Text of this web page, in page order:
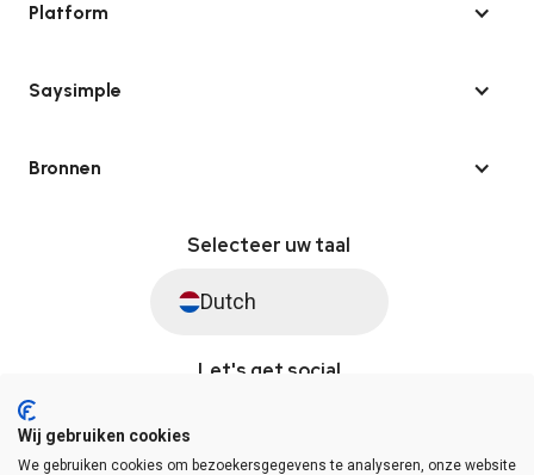
Platform
Saysimple
Bronnen
Selecteer uw taal
Dutch
Let's get social
© Saysimple 2026 · WhatsApp Automation Platform
Wij gebruiken cookies
We gebruiken cookies om bezoekersgegevens te analyseren, onze website